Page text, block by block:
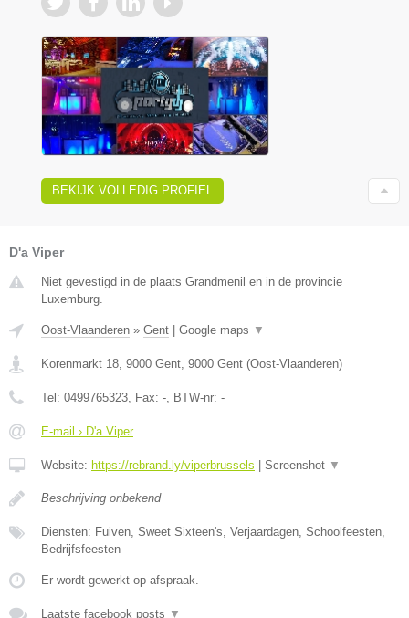
BEKIJK VOLLEDIG PROFIEL
D'a Viper
Niet gevestigd in de plaats Grandmenil en in de provincie
Luxemburg.
Oost-Vlaanderen » Gent Google maps ▼
Korenmarkt 18, 9000 Gent, 9000 Gent (Oost-Vlaanderen)
Tel: 0499765323, Fax: -, BTW-nr: -
E-mail › D'a Viper
Website: https://rebrand.ly/viperbrussels Screenshot ▼
Beschrijving onbekend
Diensten: Fuiven, Sweet Sixteen's, Verjaardagen, Schoolfeesten,
Bedrijfsfeesten
Er wordt gewerkt op afspraak.
Laatste facebook posts ▼